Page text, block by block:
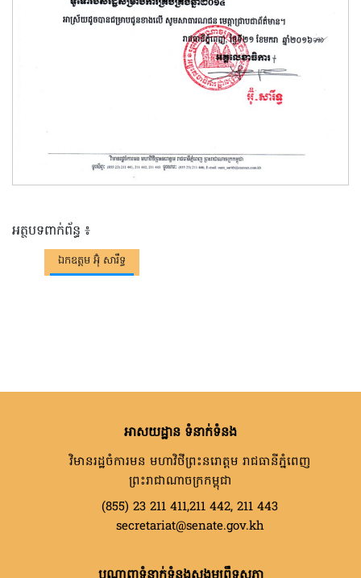
អត្ថបទពាក់ព័ន្ធ ៖
ឯកឧត្តម អ៊ុំ សារឹទ្ធ
អាសយដ្ឋាន ទំនាក់ទំនង
វិមានរដ្ឋចំការមន មហាវិថីព្រះនរោត្តម រាជធានីភ្នំពេញ
ព្រះរាជាណាចក្រកម្ពុជា
(855) 23 211 411,211 442, 211 443
secretariat@senate.gov.kh